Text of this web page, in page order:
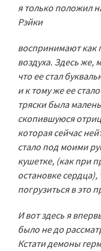
я только положил
Рэйки
воспринимают как
воздуха. Здесь же,
что ее стал
и к тому же ее
тряски была
скопившуюся
которая сейчас
стало под моими
кушетке, (как при
остановке
погрузиться в это
И вот здесь я
было не до
Кстати демоны